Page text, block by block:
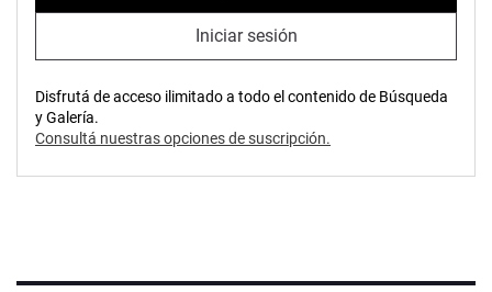
Iniciar sesión
Disfrutá de acceso ilimitado a todo el contenido de Búsqueda
y Galería.
Consultá nuestras opciones de suscripción.